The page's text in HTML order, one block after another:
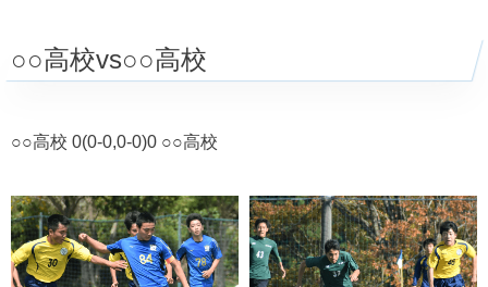
○○高校vs○○高校
○○高校 0(0-0,0-0)0 ○○高校